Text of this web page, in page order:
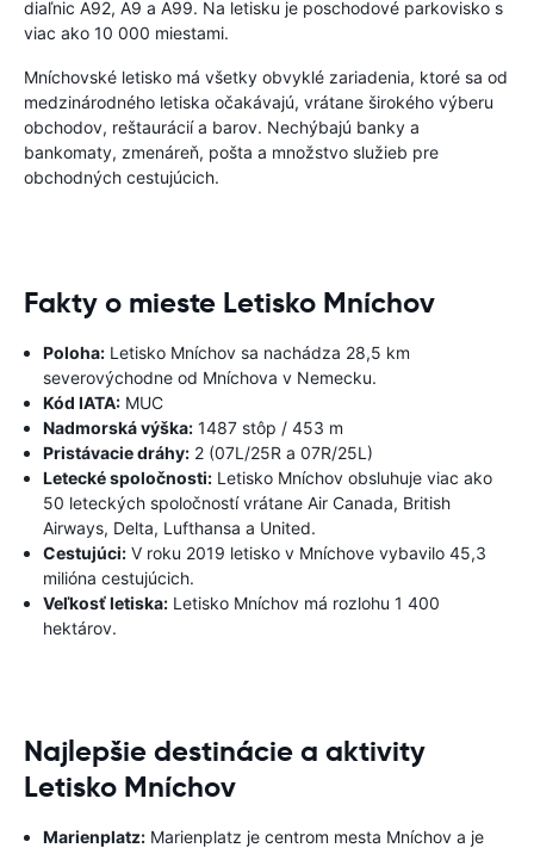
diaľnic A92, A9 a A99. Na letisku je poschodové parkovisko s
viac ako 10 000 miestami.
Mníchovské letisko má všetky obvyklé zariadenia, ktoré sa od
medzinárodného letiska očakávajú, vrátane širokého výberu
obchodov, reštaurácií a barov. Nechýbajú banky a
bankomaty, zmenáreň, pošta a množstvo služieb pre
obchodných cestujúcich.
Fakty o mieste Letisko Mníchov
Poloha: Letisko Mníchov sa nachádza 28,5 km
severovýchodne od Mníchova v Nemecku.
Kód IATA: MUC
Nadmorská výška: 1487 stôp / 453 m
Pristávacie dráhy: 2 (07L/25R a 07R/25L)
Letecké spoločnosti: Letisko Mníchov obsluhuje viac ako
50 leteckých spoločností vrátane Air Canada, British
Airways, Delta, Lufthansa a United.
Cestujúci: V roku 2019 letisko v Mníchove vybavilo 45,3
milióna cestujúcich.
Veľkosť letiska: Letisko Mníchov má rozlohu 1 400
hektárov.
Najlepšie destinácie a aktivity
Letisko Mníchov
Marienplatz: Marienplatz je centrom mesta Mníchov a je